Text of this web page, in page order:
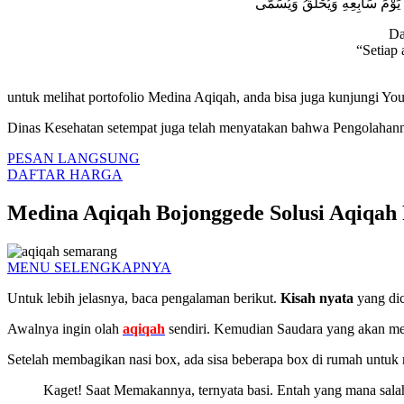
“Setiap
untuk melihat portofolio Medina Aqiqah, anda bisa juga kunjungi
Dinas Kesehatan setempat juga telah menyatakan bahwa
PESAN LANGSUNG
DAFTAR HARGA
Medina Aqiqah Bojonggede Solusi
MENU SELENGKAPNYA
Untuk lebih jelasnya, baca pengalaman berikut. Kisah nyata yang
Awalnya ingin olah aqiqah sendiri. Kemudian Saudara yang akan
Setelah membagikan nasi box, ada sisa beberapa box di rumah untuk
Kaget! Saat Memakannya, ternyata basi. Entah yang mana